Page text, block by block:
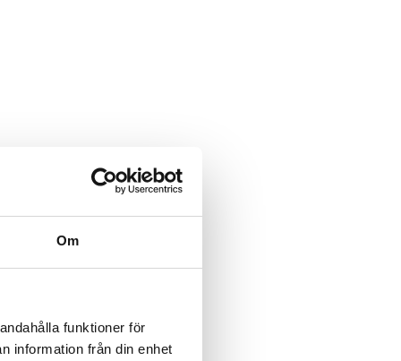
Om
funktioner för
information från din enhet